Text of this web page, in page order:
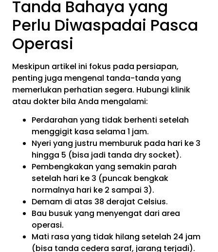
Tanda Bahaya yang
Perlu Diwaspadai Pasca
Operasi
Meskipun artikel ini fokus pada persiapan,
penting juga mengenal tanda-tanda yang
memerlukan perhatian segera. Hubungi klinik
atau dokter bila Anda mengalami:
Perdarahan yang tidak berhenti setelah
menggigit kasa selama 1 jam.
Nyeri yang justru memburuk pada hari ke 3
hingga 5 (bisa jadi tanda dry socket).
Pembengkakan yang semakin parah
setelah hari ke 3 (puncak bengkak
normalnya hari ke 2 sampai 3).
Demam di atas 38 derajat Celsius.
Bau busuk yang menyengat dari area
operasi.
Mati rasa yang tidak hilang setelah 24 jam
(bisa tanda cedera saraf, jarang terjadi).